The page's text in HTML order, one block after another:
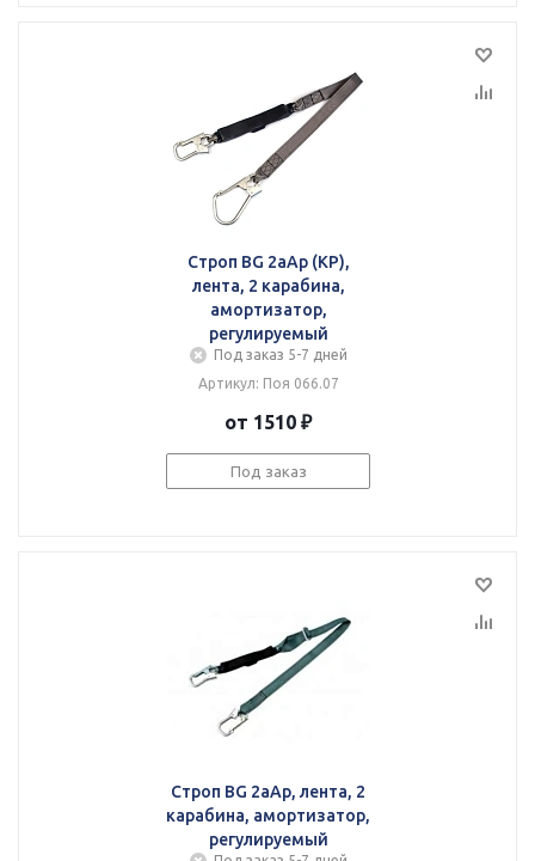
Строп BG 2аАр (КР),
лента, 2 карабина,
амортизатор,
регулируемый
Под заказ 5-7 дней
Артикул: Поя 066.07
от 1510 ₽
Под заказ
Строп BG 2аАр, лента, 2
карабина, амортизатор,
регулируемый